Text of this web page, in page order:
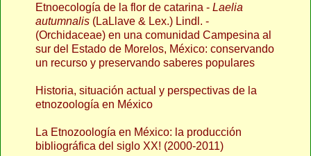
Etnoecología de la flor de catarina - Laelia
autumnalis (LaLlave & Lex.) Lindl. -
(Orchidaceae) en una comunidad Campesina al
sur del Estado de Morelos, México: conservando
un recurso y preservando saberes populares
Historia, situación actual y perspectivas de la
etnozoología en México
La Etnozoología en México: la producción
bibliográfica del siglo XX! (2000-2011)